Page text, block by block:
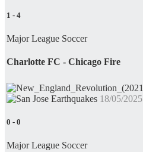
1 - 4
Major League Soccer
Charlotte FC - Chicago Fire
18/05/2025
0 - 0
Major League Soccer